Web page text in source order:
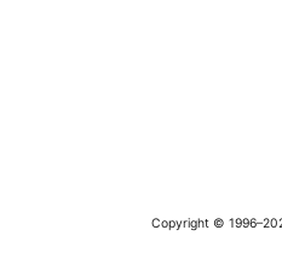
Copyright ©